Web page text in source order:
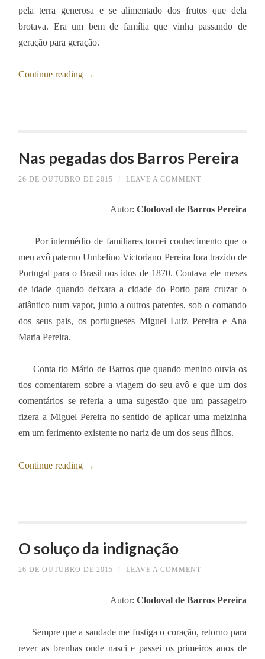
pela terra generosa e se alimentado dos frutos que dela
brotava. Era um bem de família que vinha passando de
geração para geração.
Continue reading →
Nas pegadas dos Barros Pereira
26 DE OUTUBRO DE 2015 LEAVE A COMMENT
Autor: Clodoval de Barros Pereira
Por intermédio de familiares tomei conhecimento que o
meu avô paterno Umbelino Victoriano Pereira fora trazido de
Portugal para o Brasil nos idos de 1870. Contava ele meses
de idade quando deixara a cidade do Porto para cruzar o
atlântico num vapor, junto a outros parentes, sob o comando
dos seus pais, os portugueses Miguel Luiz Pereira e Ana
Maria Pereira.
Conta tio Mário de Barros que quando menino ouvia os
tios comentarem sobre a viagem do seu avô e que um dos
comentários se referia a uma sugestão que um passageiro
fizera a Miguel Pereira no sentido de aplicar uma meizinha
em um ferimento existente no nariz de um dos seus filhos.
Continue reading →
O soluço da indignação
26 DE OUTUBRO DE 2015 LEAVE A COMMENT
Autor: Clodoval de Barros Pereira
Sempre que a saudade me fustiga o coração, retorno para
rever as brenhas onde nasci e passei os primeiros anos de